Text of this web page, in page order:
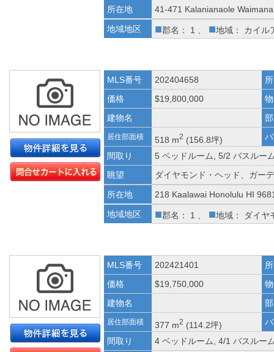
所在地
41-471 Kalanianaole
地域地区
■郡名： 1 、 ■地域： カイル
MLS番号 202404658
価格
$19,800,000
建物名
居住部面積 518 m2 (156.8坪)
間取り
5 ベッドルーム, 5/2 バスルー
眺望
ダイヤモンド・ヘッド、ガー
所在地
218 Kaalawai Honolulu HI
地域地区
■郡名： 1 、 ■地域： ダイヤ
MLS番号 202421401
価格
$19,750,000
建物名
居住部面積 377 m2 (114.2坪)
間取り
4 ベッドルーム, 4/1 バスルー